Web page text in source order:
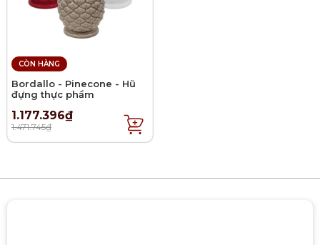
CÒN HÀNG
Bordallo - Pinecone - Hũ
đựng thực phẩm
1.177.396₫
1.471.745₫